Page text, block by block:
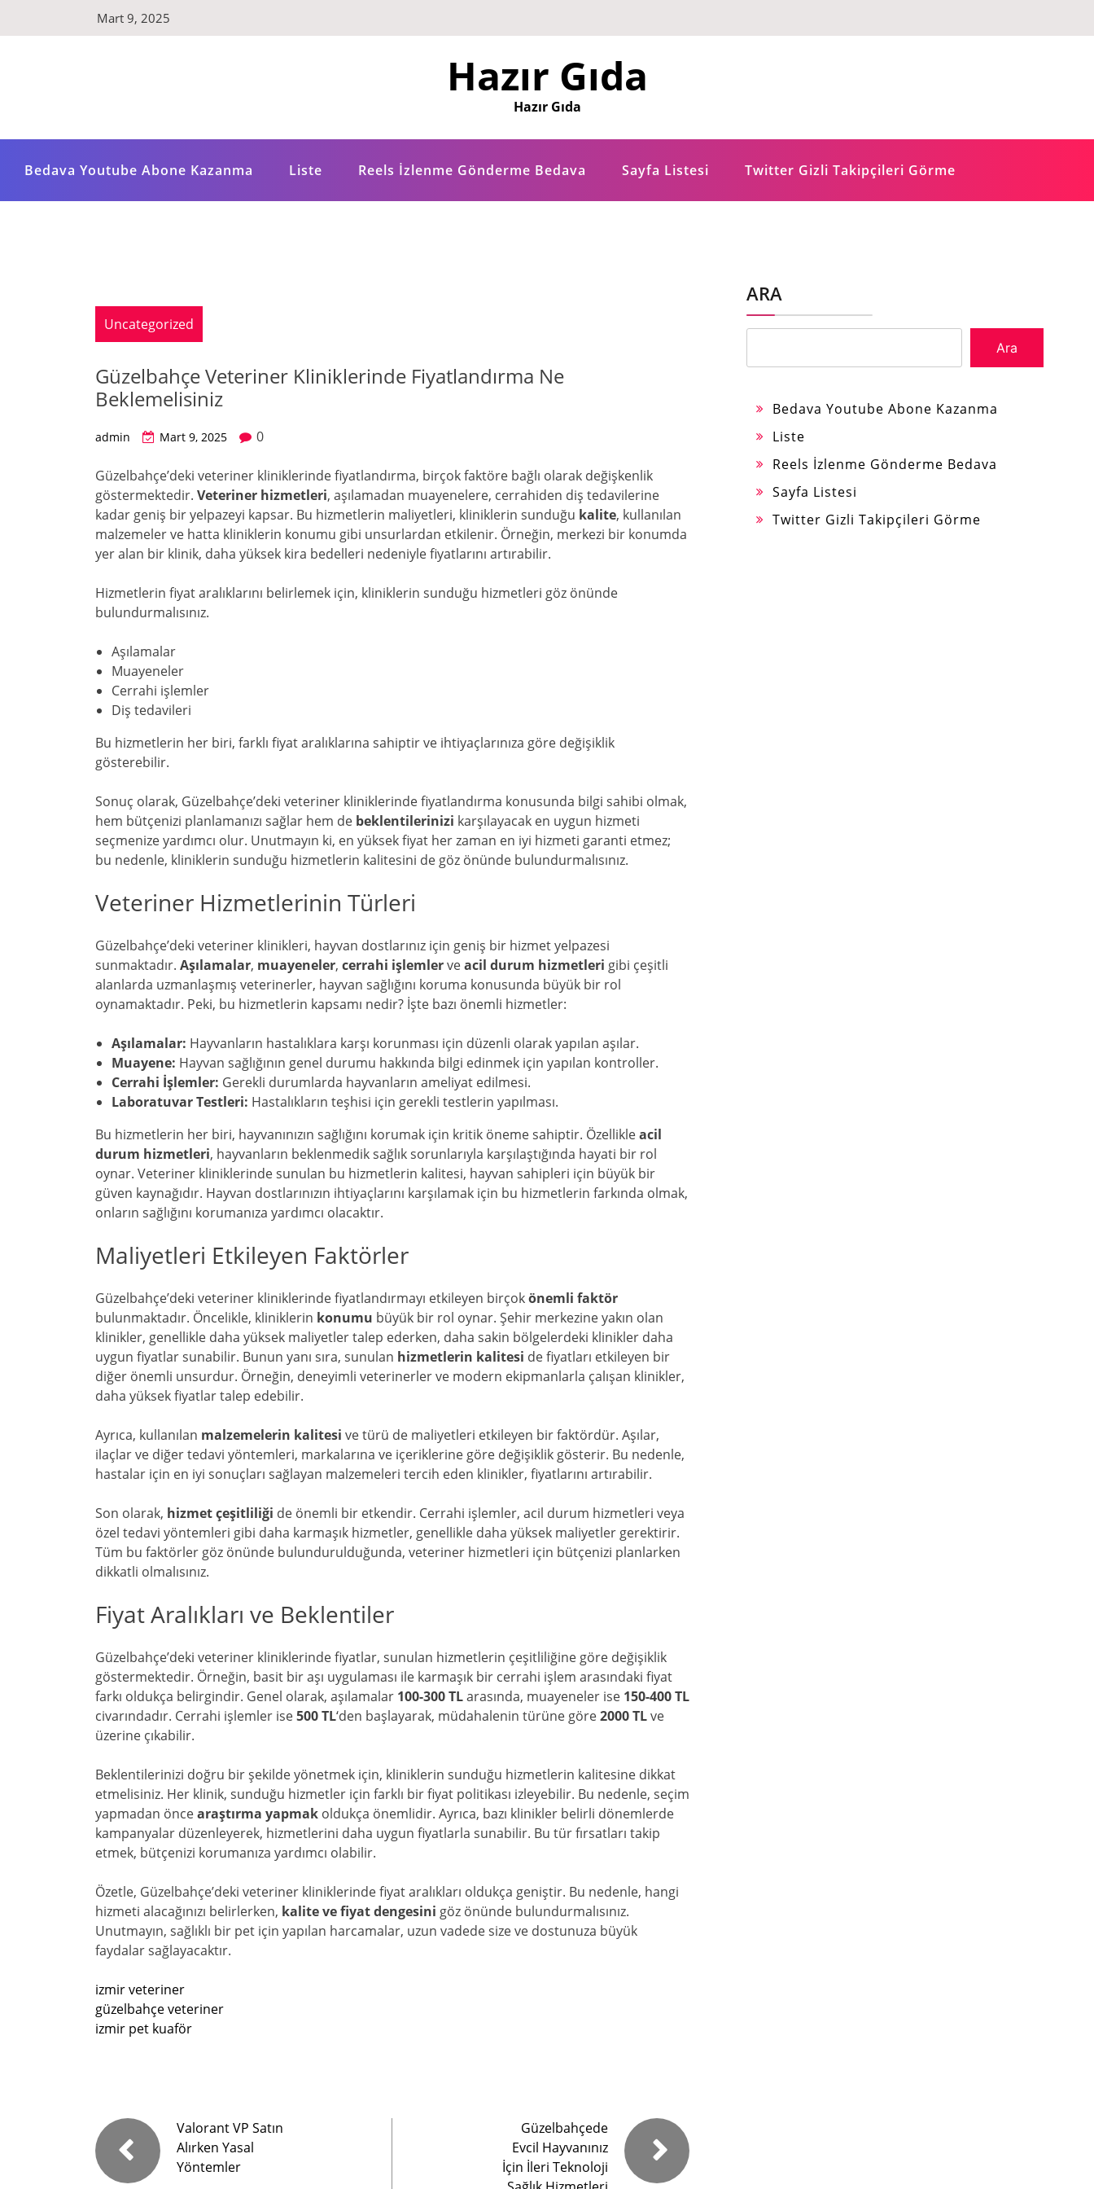
Mart 9, 2025
Hazır Gıda
Hazır Gıda
Bedava Youtube Abone Kazanma Liste Reels İzlenme Gönderme Bedava Sayfa Listesi Twitter Gizli Takipçileri Görme
Uncategorized
Güzelbahçe Veteriner Kliniklerinde Fiyatlandırma Ne
Beklemelisiniz
admin Mart 9, 2025 0
Güzelbahçe’deki veteriner kliniklerinde fiyatlandırma, birçok faktöre bağlı olarak değişkenlik
göstermektedir. Veteriner hizmetleri, aşılamadan muayenelere, cerrahiden diş tedavilerine
kadar geniş bir yelpazeyi kapsar. Bu hizmetlerin maliyetleri, kliniklerin sunduğu kalite, kullanılan
malzemeler ve hatta kliniklerin konumu gibi unsurlardan etkilenir. Örneğin, merkezi bir konumda
yer alan bir klinik, daha yüksek kira bedelleri nedeniyle fiyatlarını artırabilir.
Hizmetlerin fiyat aralıklarını belirlemek için, kliniklerin sunduğu hizmetleri göz önünde
bulundurmalısınız.
Aşılamalar
Muayeneler
Cerrahi işlemler
Diş tedavileri
Bu hizmetlerin her biri, farklı fiyat aralıklarına sahiptir ve ihtiyaçlarınıza göre değişiklik
gösterebilir.
Sonuç olarak, Güzelbahçe’deki veteriner kliniklerinde fiyatlandırma konusunda bilgi sahibi olmak,
hem bütçenizi planlamanızı sağlar hem de beklentilerinizi karşılayacak en uygun hizmeti
seçmenize yardımcı olur. Unutmayın ki, en yüksek fiyat her zaman en iyi hizmeti garanti etmez;
bu nedenle, kliniklerin sunduğu hizmetlerin kalitesini de göz önünde bulundurmalısınız.
Veteriner Hizmetlerinin Türleri
Güzelbahçe’deki veteriner klinikleri, hayvan dostlarınız için geniş bir hizmet yelpazesi
sunmaktadır. Aşılamalar, muayeneler, cerrahi işlemlerveacil durum hizmetleri gibi çeşitli
alanlarda uzmanlaşmış veterinerler, hayvan sağlığını koruma konusunda büyük bir rol
oynamaktadır. Peki, bu hizmetlerin kapsamı nedir? İşte bazı önemli hizmetler:
Aşılamalar: Hayvanların hastalıklara karşı korunması için düzenli olarak yapılan aşılar.
Muayene: Hayvan sağlığının genel durumu hakkında bilgi edinmek için yapılan kontroller.
Cerrahi İşlemler: Gerekli durumlarda hayvanların ameliyat edilmesi.
Laboratuvar Testleri: Hastalıkların teşhisi için gerekli testlerin yapılması.
Bu hizmetlerin her biri, hayvanınızın sağlığını korumak için kritik öneme sahiptir. Özellikleacil
durum hizmetleri, hayvanların beklenmedik sağlık sorunlarıyla karşılaştığında hayati bir rol
oynar. Veteriner kliniklerinde sunulan bu hizmetlerin kalitesi, hayvan sahipleri için büyük bir
güven kaynağıdır. Hayvan dostlarınızın ihtiyaçlarını karşılamak için bu hizmetlerin farkında olmak,
onların sağlığını korumanıza yardımcı olacaktır.
Maliyetleri Etkileyen Faktörler
Güzelbahçe’deki veteriner kliniklerinde fiyatlandırmayı etkileyen birçokönemli faktör
bulunmaktadır. Öncelikle, kliniklerin konumu büyük bir rol oynar. Şehir merkezine yakın olan
klinikler, genellikle daha yüksek maliyetler talep ederken, daha sakin bölgelerdeki klinikler daha
uygun fiyatlar sunabilir. Bunun yanı sıra, sunulan hizmetlerin kalitesi de fiyatları etkileyen bir
diğer önemli unsurdur. Örneğin, deneyimli veterinerler ve modern ekipmanlarla çalışan klinikler,
daha yüksek fiyatlar talep edebilir.
Ayrıca, kullanılan malzemelerin kalitesi ve türü de maliyetleri etkileyen bir faktördür. Aşılar,
ilaçlar ve diğer tedavi yöntemleri, markalarına ve içeriklerine göre değişiklik gösterir. Bu nedenle,
hastalar için en iyi sonuçları sağlayan malzemeleri tercih eden klinikler, fiyatlarını artırabilir.
Son olarak, hizmet çeşitliliği de önemli bir etkendir. Cerrahi işlemler, acil durum hizmetleri veya
özel tedavi yöntemleri gibi daha karmaşık hizmetler, genellikle daha yüksek maliyetler gerektirir.
Tüm bu faktörler göz önünde bulundurulduğunda, veteriner hizmetleri için bütçenizi planlarken
dikkatli olmalısınız.
Fiyat Aralıkları ve Beklentiler
Güzelbahçe’deki veteriner kliniklerinde fiyatlar, sunulan hizmetlerin çeşitliliğine göre değişiklik
göstermektedir. Örneğin, basit bir aşı uygulaması ile karmaşık bir cerrahi işlem arasındaki fiyat
farkı oldukça belirgindir. Genel olarak, aşılamalar 100-300 TLarasında, muayeneler ise 150-400 TL
civarındadır. Cerrahi işlemler ise500 TL‘den başlayarak, müdahalenin türüne göre2000 TLve
üzerine çıkabilir.
Beklentilerinizi doğru bir şekilde yönetmek için, kliniklerin sunduğu hizmetlerin kalitesine dikkat
etmelisiniz. Her klinik, sunduğu hizmetler için farklı bir fiyat politikası izleyebilir. Bu nedenle, seçim
yapmadan öncearaştırma yapmak oldukça önemlidir. Ayrıca, bazı klinikler belirli dönemlerde
kampanyalar düzenleyerek, hizmetlerini daha uygun fiyatlarla sunabilir. Bu tür fırsatları takip
etmek, bütçenizi korumanıza yardımcı olabilir.
Özetle, Güzelbahçe’deki veteriner kliniklerinde fiyat aralıkları oldukça geniştir. Bu nedenle, hangi
hizmeti alacağınızı belirlerken, kalite ve fiyat dengesini göz önünde bulundurmalısınız.
Unutmayın, sağlıklı bir pet için yapılan harcamalar, uzun vadede size ve dostunuza büyük
faydalar sağlayacaktır.
izmir veteriner
güzelbahçe veteriner
izmir pet kuaför
Valorant VP Satın
Alırken Yasal
Yöntemler
Güzelbahçede
Evcil Hayvanınız
İçin İleri Teknoloji
ARA
Ara
Bedava Youtube Abone Kazanma
Liste
Reels İzlenme Gönderme Bedava
Sayfa Listesi
Twitter Gizli Takipçileri Görme